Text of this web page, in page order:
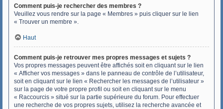
Comment puis-je rechercher des membres ?
Veuillez vous rendre sur la page « Membres » puis cliquer sur le lien
« Trouver un membre ».
Haut
Comment puis-je retrouver mes propres messages et sujets ?
Vos propres messages peuvent être affichés soit en cliquant sur le lien
« Afficher vos messages » dans le panneau de contrôle de l’utilisateur,
soit en cliquant sur le lien « Rechercher les messages de l’utilisateur »
sur la page de votre propre profil ou soit en cliquant sur le menu
« Raccourcis » situé sur la partie supérieure du forum. Pour effectuer
une recherche de vos propres sujets, utilisez la recherche avancée et